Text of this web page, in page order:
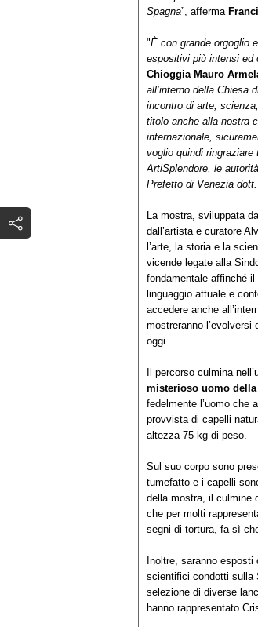
Spagna”, afferma
"È con grande orgoglio
espositivi più intensi ed
Chioggia Mauro
all’interno della Chiesa
incontro di arte,
titolo anche alla nostra
internazionale,
voglio quindi
ArtiSplendore, le
Prefetto di Venezia
La mostra, sviluppata
dall’artista e curatore
l’arte, la storia e la
vicende legate alla
fondamentale affinché
linguaggio attuale e
accedere anche
mostreranno l’evolversi
oggi.
Il percorso culmina
misterioso uomo
fedelmente l’uomo che
provvista di capelli
altezza 75 kg di peso.
Sul suo corpo sono
tumefatto e i capelli
della mostra, il culmine
che per molti
segni di tortura, fa sì
Inoltre, saranno
scientifici condotti sulla
selezione di diverse
hanno rappresentato